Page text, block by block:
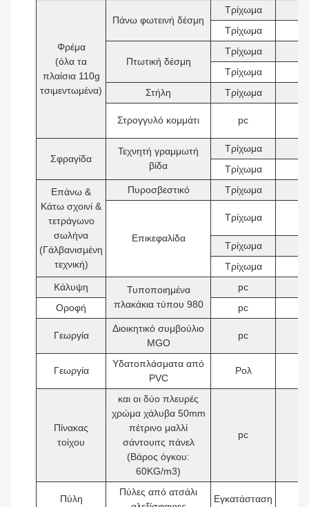
Φρέμα
(όλα τα
πλαίσια 110g
τσιμεντωμένα)
Πάνω φωτεινή δέσμη
Τρίχωμα
Τρίχωμα
Πτωτική δέσμη
Τρίχωμα
Τρίχωμα
Στήλη
Τρίχωμα
Στρογγυλό κομμάτι pc
Σφραγίδα
Τεχνητή γραμμωτή
βίδα
Τρίχωμα
Τρίχωμα
Επάνω &
Κάτω σχοινί &
τετράγωνο
σωλήνα
(Γάλβανισμένη
τεχνική)
Πυροσβεστικό Τρίχωμα
Επικεφαλίδα
Τρίχωμα
Τρίχωμα
Τρίχωμα
Κάλυψη
Τυποποιημένα
πλακάκια τύπου 980
pc
Οροφή
pc
Γεωργία
Διοικητικό συμβούλιο
MGO
pc
Γεωργία
Υδατοπλάσματα από
PVC
Ρολ
Πίνακας
τοίχου
και οι δύο πλευρές
χρώμα χάλυβα 50mm
πέτρινο μαλλί
σάντουιτς πάνελ
(Βάρος όγκου:
60KG/m3)
pc
Πύλη
Πύλες από ατσάλι
Εγκατάσταση